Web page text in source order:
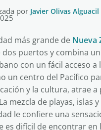
por Javier Olivas Alguacil
más grande de Nueva
puertos y combina
con un fácil acceso a
un centro del Pacífico
y la cultura, atrae a
mezcla de playas, islas
le confiere una
es difícil de encontrar en